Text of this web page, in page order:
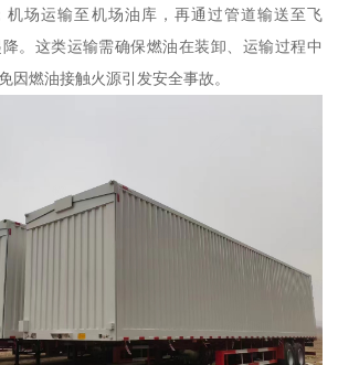
机场运输至机场油库，再通过管道输送至飞
。这类运输需确保燃油在装卸、运输过程中
因燃油接触火源引发安全事故。​